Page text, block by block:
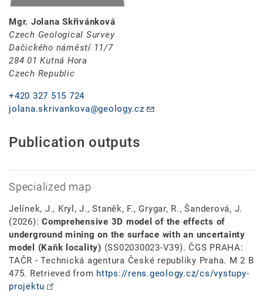
Mgr. Jolana Skřivánková
Czech Geological Survey
Dačického náměstí 11/7
284 01 Kutná Hora
Czech Republic
+420 327 515 724
jolana.skrivankova@geology.cz
Publication outputs
Specialized map
Jelínek, J., Kryl, J., Staněk, F., Grygar, R., Šanderová, J.
(2026): Comprehensive 3D model of the effects of
underground mining on the surface with an uncertainty
model (Kaňk locality) (SS02030023-V39). ČGS PRAHA:
TAČR - Technická agentura České republiky Praha. M 2 B
475. Retrieved from https://rens.geology.cz/cs/vystupy-
projektu